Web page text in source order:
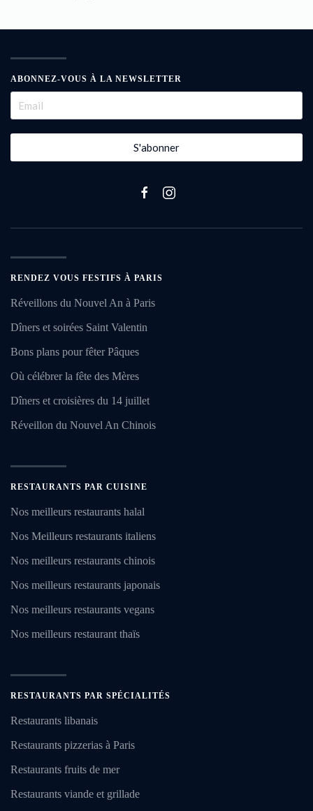
ABONNEZ-VOUS À LA NEWSLETTER
S'abonner
RENDEZ VOUS FESTIFS À PARIS
Réveillons du Nouvel An à Paris
Dîners et soirées Saint Valentin
Bons plans pour fêter Pâques
Où célébrer la fête des Mères
Dîners et croisières du 14 juillet
Réveillon du Nouvel An Chinois
RESTAURANTS PAR CUISINE
Nos meilleurs restaurants halal
Nos Meilleurs restaurants italiens
Nos meilleurs restaurants chinois
Nos meilleurs restaurants japonais
Nos meilleurs restaurants vegans
Nos meilleurs restaurant thaïs
RESTAURANTS PAR SPÉCIALITÉS
Restaurants libanais
Restaurants pizzerias à Paris
Restaurants fruits de mer
Restaurants viande et grillade